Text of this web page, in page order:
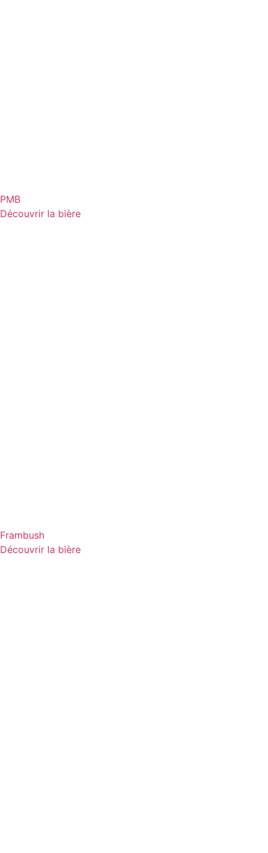
PMB
Découvrir la bière
Frambush
Découvrir la bière